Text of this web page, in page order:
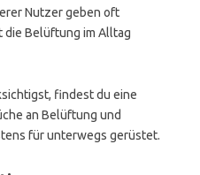
Nutzer geben oft
die Belüftung im Alltag
findest du eine
an Belüftung und
für unterwegs gerüstet.